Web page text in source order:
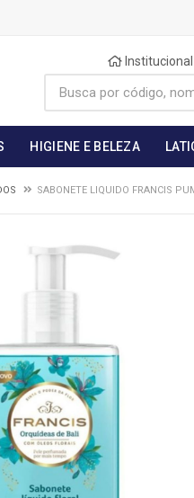
Institucional
HIGIENE E BELEZA
SABONETE LIQUIDO FRANCIS